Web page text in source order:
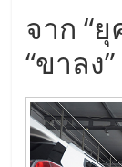
แฟ
รน
ไชส์,
จาก “
“ขาลง”